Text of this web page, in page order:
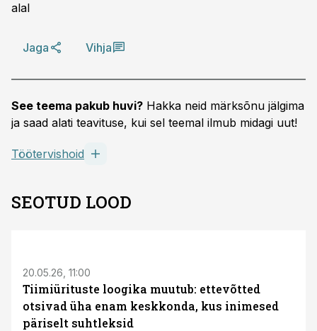
alal
Jaga Vihja
See teema pakub huvi? Hakka neid märksõnu jälgima
ja saad alati teavituse, kui sel teemal ilmub midagi uut!
Töötervishoid
SEOTUD LOOD
20.05.26, 11:00
Tiimiürituste loogika muutub: ettevõtted
otsivad üha enam keskkonda, kus inimesed
päriselt suhtleksid